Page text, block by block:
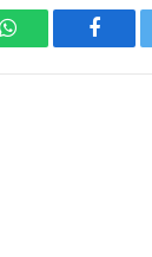
WhatsApp